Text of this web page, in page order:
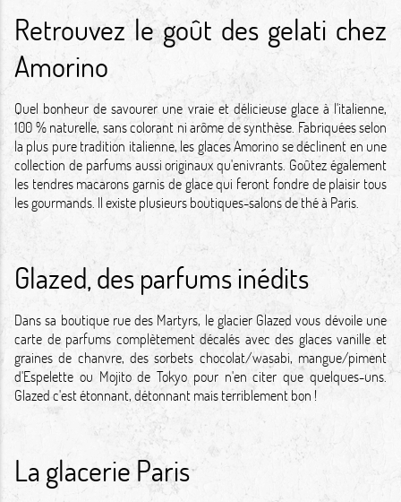
Retrouvez le goût des gelati chez
Amorino
Quel bonheur de savourer une vraie et délicieuse glace à l'italienne,
100 % naturelle, sans colorant ni arôme de synthèse. Fabriquées selon
la plus pure tradition italienne, les glaces Amorino se déclinent en une
collection de parfums aussi originaux qu'enivrants. Goûtez également
les tendres macarons garnis de glace qui feront fondre de plaisir tous
les gourmands. Il existe plusieurs boutiques-salons de thé à Paris.
Glazed, des parfums inédits
Dans sa boutique rue des Martyrs, le glacier Glazed vous dévoile une
carte de parfums complètement décalés avec des glaces vanille et
graines de chanvre, des sorbets chocolat/wasabi, mangue/piment
d'Espelette ou Mojito de Tokyo pour n'en citer que quelques-uns.
Glazed c'est étonnant, détonnant mais terriblement bon !
La glacerie Paris